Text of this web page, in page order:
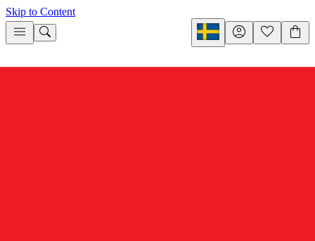
Skip to Content